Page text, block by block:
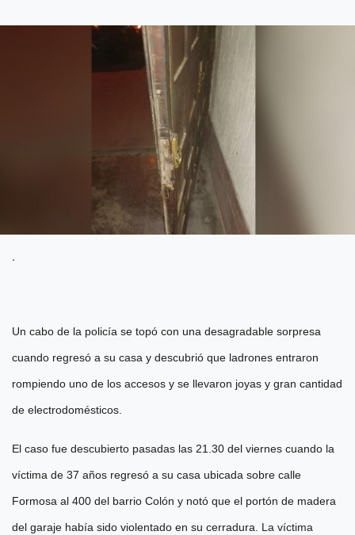
.
Un cabo de la policía se topó con una desagradable sorpresa
cuando regresó a su casa y descubrió que ladrones entraron
rompiendo uno de los accesos y se llevaron joyas y gran cantidad
de electrodomésticos.
El caso fue descubierto pasadas las 21.30 del viernes cuando la
víctima de 37 años regresó a su casa ubicada sobre calle
Formosa al 400 del barrio Colón y notó que el portón de madera
del garaje había sido violentado en su cerradura. La víctima